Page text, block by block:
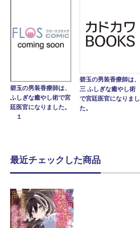
碧玉の男装香療師は、
ふしぎな癒やし術で宮
廷医官になりました。
１
碧玉の男装香療師は、
三 ふしぎな癒やし術
で宮廷医官になりまし
た。
最近チェックした商品